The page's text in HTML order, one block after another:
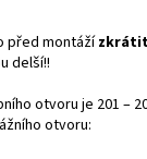
před montáží
delší!!
otvoru je 201 –
otvoru: